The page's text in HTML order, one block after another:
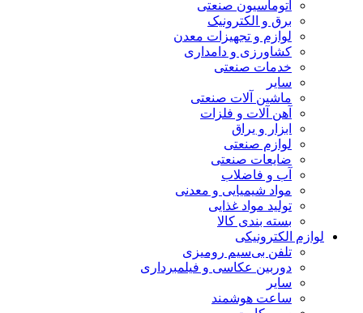
اتوماسیون صنعتی
برق و الکترونیک
لوازم و تجهیزات معدن
کشاورزی و دامداری
خدمات صنعتی
سایر
ماشین آلات صنعتی
آهن آلات و فلزات
ابزار و یراق
لوازم صنعتی
ضایعات صنعتی
آب و فاضلاب
مواد شیمیایی و معدنی
تولید مواد غذایی
بسته بندی کالا
لوازم الکترونیکی
تلفن بی‌سیم رومیزی
دوربین عکاسی و فیلمبرداری
سایر
ساعت هوشمند